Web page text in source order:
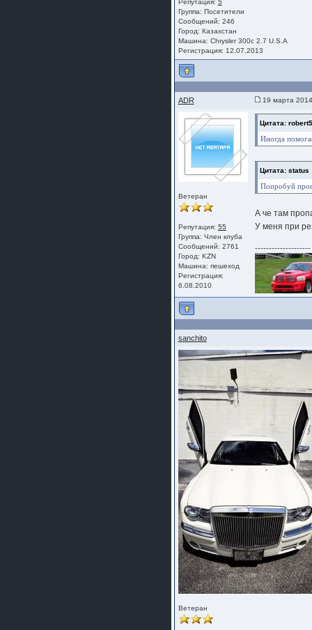
Репутация: 5
Группа: Посетители
Сообщений: 246
Город: Казахстан
Машина: Chrysler 300c 2.7 U.S.A
Регистрация: 12.07.2013
ADR 19 марта
Ветеран
Репутация: 55
Группа: Член клуба
Сообщений: 2761
Город: KZN
Машина: пешеход
Регистрация:
6.08.2010
Цитата:
Иногда
Цитата: status
Попробуй
А че там
У меня при
--------------------
sanchito
Ветеран